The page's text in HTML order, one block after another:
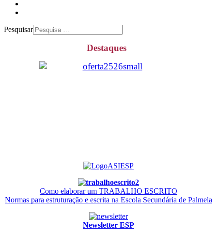
Pesquisar
Destaques
Como elaborar um TRABALHO ESCRITO
Normas para estruturação e escrita na Escola Secundária de Palmela
Newsletter ESP